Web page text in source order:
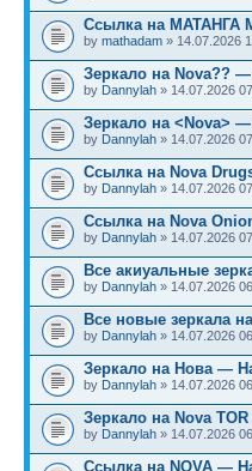
Ссылка на МАТАНГА
by mathadam » 14.07.2026
Зеркало на Nova??
by Dannylah » 14.07.2026
Зеркало на <Nova>
by Dannylah » 14.07.2026
Ссылка на Nova
by Dannylah » 14.07.2026
Ссылка на Nova
by Dannylah » 14.07.2026
Все акиуальные
by Dannylah » 14.07.2026
Все новые зеркала
by Dannylah » 14.07.2026
Зеркало на Нова —
by Dannylah » 14.07.2026
Зеркало на Nova
by Dannylah » 14.07.2026
Ссылка на NOVA —